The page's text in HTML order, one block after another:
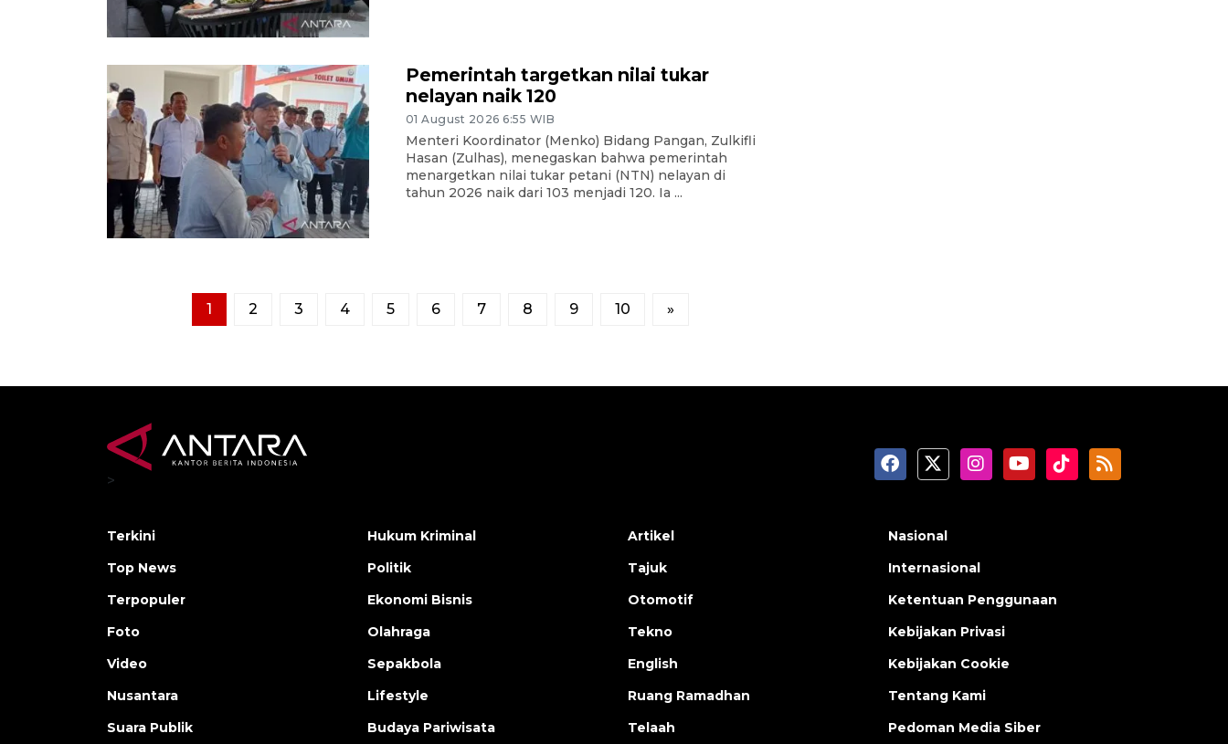
Pemerintah targetkan nilai tukar
nelayan naik 120
01 August 2026 6:55 WIB
Menteri Koordinator (Menko) Bidang Pangan, Zulkifli
Hasan (Zulhas), menegaskan bahwa pemerintah
menargetkan nilai tukar petani (NTN) nelayan di
tahun 2026 naik dari 103 menjadi 120. Ia ...
1 2 3 4 5 6 7 8 9 10 »
>
Terkini
Top News
Terpopuler
Foto
Video
Nusantara
Suara Publik
Hukum Kriminal
Politik
Ekonomi Bisnis
Olahraga
Sepakbola
Lifestyle
Budaya Pariwisata
Artikel
Tajuk
Otomotif
Tekno
English
Ruang Ramadhan
Telaah
Nasional
Internasional
Ketentuan Penggunaan
Kebijakan Privasi
Kebijakan Cookie
Tentang Kami
Pedoman Media Siber